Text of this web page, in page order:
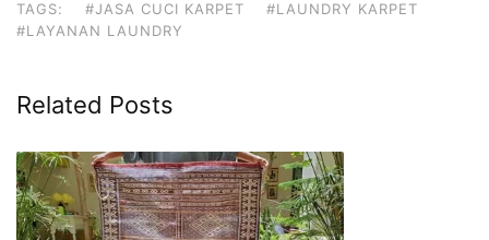
TAGS: #JASA CUCI KARPET
#LAUNDRY KARPET
#LAYANAN LAUNDRY
Related Posts